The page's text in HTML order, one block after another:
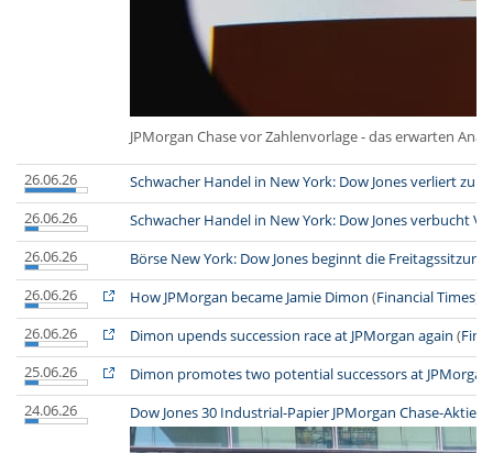
JPMorgan Chase vor Zahlenvorlage - das erwarten
26.06.26
Schwacher Handel in New York: Dow Jones verliert
26.06.26
Schwacher Handel in New York: Dow Jones verbucht
26.06.26
Börse New York: Dow Jones beginnt die
26.06.26
How JPMorgan became Jamie Dimon (Financial Times)
26.06.26
Dimon upends succession race at JPMorgan again (
25.06.26
Dimon promotes two potential successors at JPMorgan
24.06.26
Dow Jones 30 Industrial-Papier JPMorgan Chase-